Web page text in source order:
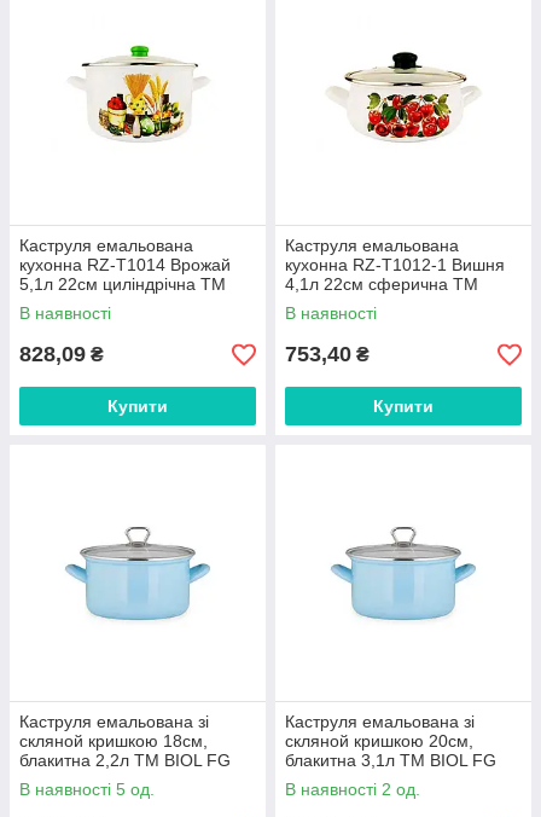
Каструля емальована
кухонна RZ-T1014 Врожай
5,1л 22см циліндрічна ТМ
REZZO FG
В наявності
828,09 ₴
Купити
Каструля емальована
кухонна RZ-T1012-1 Вишня
4,1л 22см сферична ТМ
REZZO FG
В наявності
753,40 ₴
Купити
Каструля емальована зі
скляной кришкою 18см,
блакитна 2,2л ТМ BIOL FG
FG
В наявності 5 од.
Каструля емальована зі
скляной кришкою 20см,
блакитна 3,1л ТМ BIOL FG
FG
В наявності 2 од.